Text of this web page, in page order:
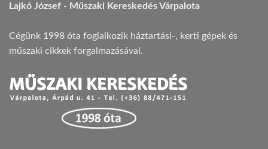
Lajkó József - Műszaki Kereskedés Várpalota
Cégünk 1998 óta foglalkozik háztartási-, kerti gépek és
műszaki cikkek forgalmazásával.